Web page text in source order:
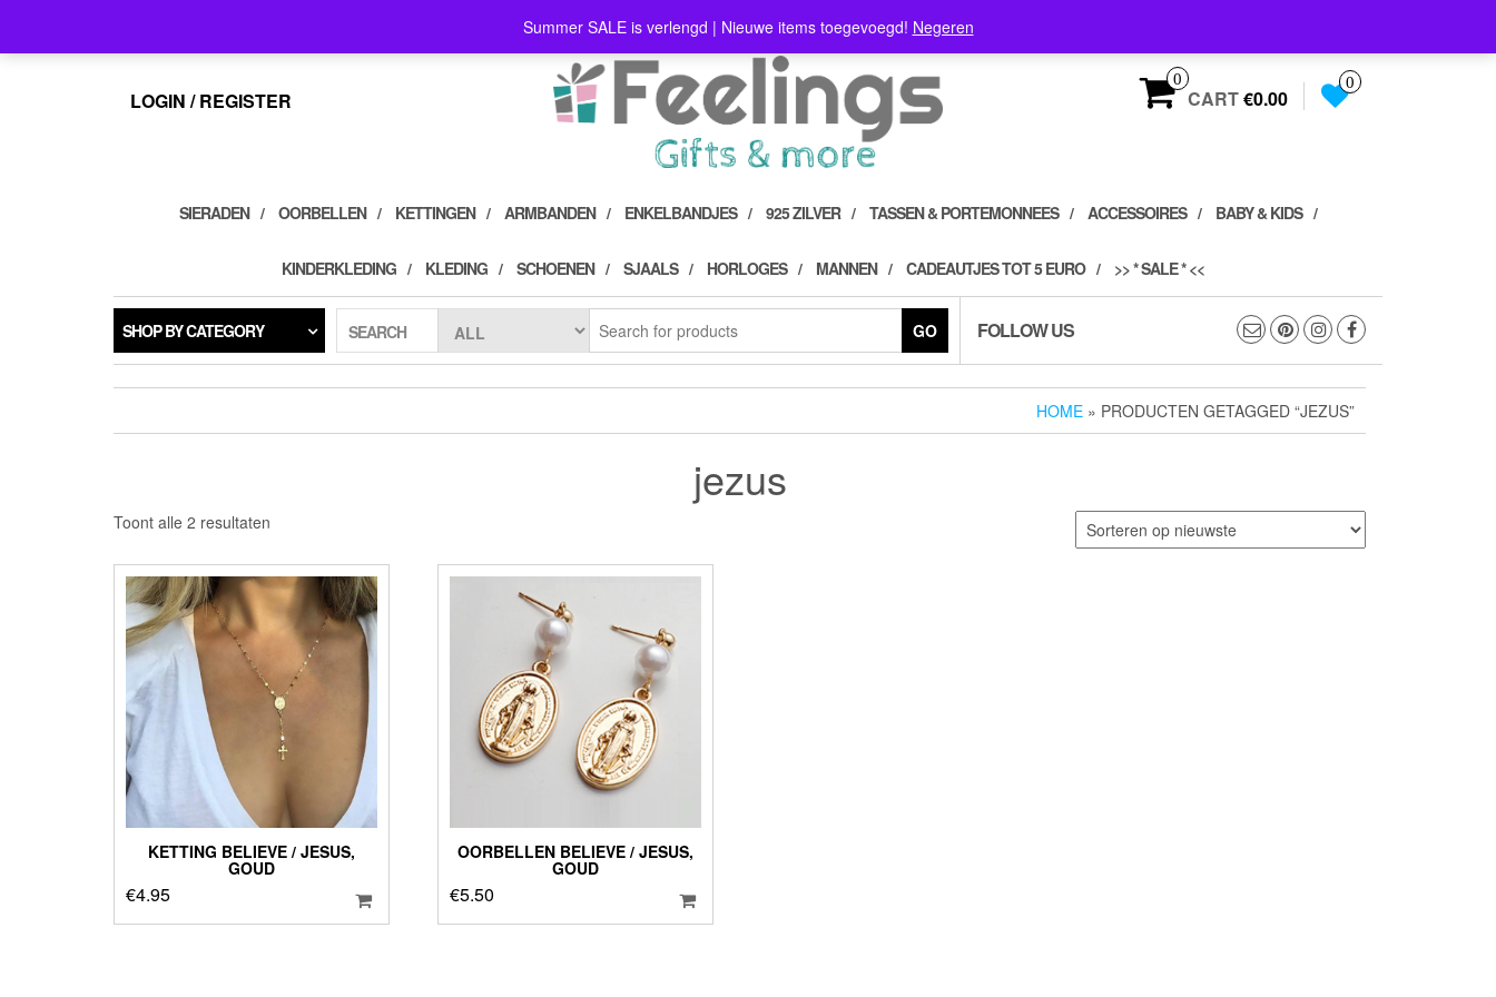
the
Summer SALE is verlengd | Nieuwe items toegevoegd! Negeren
LOGIN / REGISTER
0
CART€0.00
0
SIERADEN OORBELLEN KETTINGEN ARMBANDEN ENKELBANDJES 925 ZILVER TASSEN & PORTEMONNEES ACCESSOIRES BABY & KIDS
KINDERKLEDING KLEDING SCHOENEN SJAALS HORLOGES MANNEN CADEAUTJES TOT 5 EURO >> * SALE * <<
SHOP BY CATEGORY SEARCH GO FOLLOW US
HOME » PRODUCTEN GETAGGED “JEZUS”
jezus
Toont alle 2 resultaten
nieuwste
KETTING BELIEVE / JESUS,
GOUD
€4.95
OORBELLEN BELIEVE / JESUS,
GOUD
€5.50